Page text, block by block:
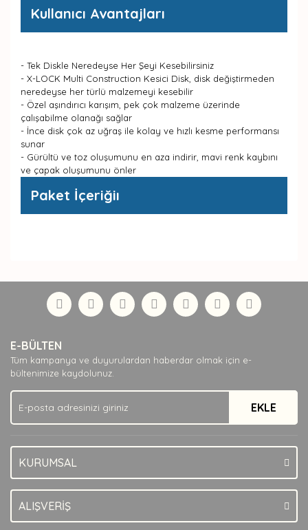
Kullanıcı Avantajları
- Tek Diskle Neredeyse Her Şeyi Kesebilirsiniz
- X-LOCK Multi Construction Kesici Disk, disk değiştirmeden
neredeyse her türlü malzemeyi kesebilir
- Özel aşındırıcı karışım, pek çok malzeme üzerinde
çalışabilme olanağı sağlar
- İnce disk çok az uğraş ile kolay ve hızlı kesme performansı
sunar
- Gürültü ve toz oluşumunu en aza indirir, mavi renk kaybını
ve çapak oluşumunu önler
Paket İçeriğiı
Yorum Yaz
formunu kullanarak tarafımıza iletebilirsiniz.
Görüş ve önerileriniz için teşekkür ederiz.
Ürün açıklamasında eksik bilgiler bulunuyor.
Ürün bilgilerinde hatalar bulunuyor.
Ürün fiyatı diğer sitelerden daha pahalı.
Bu ürüne benzer farklı alternatifler olmalı.
E-BÜLTEN
Tüm kampanya ve duyurulardan haberdar olmak için e-
bültenimize kaydolunuz.
EKLE
KURUMSAL
ALIŞVERİŞ